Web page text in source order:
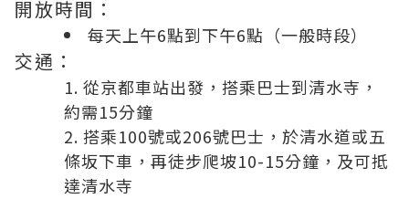
開放時間：
每天上午6點到下午6點（一般時段）
交通：
從京都車站出發，搭乘巴士到清水寺，
約需15分鐘
搭乘100號或206號巴士，於清水道或五
條坂下車，再徒步爬坡10-15分鐘，及可抵
達清水寺